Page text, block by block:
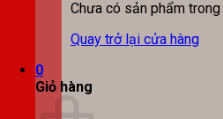
Chưa có sản phẩm trong
Quay trở lại cửa hàng
0
Giỏ hàng